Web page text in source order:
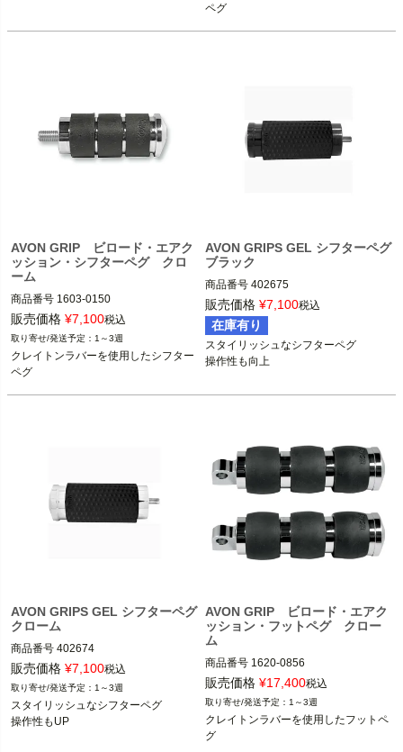
ペグ
AVON GRIP ビロード・エアク
ッション・シフターペグ クロ
ーム
商品番号 1603-0150
2HD： 40-4314C
AVON（エイボン）
販売価格 ¥7,100税込
1～3週
クレイトンラバーを使用したシフター
ペグ
AVON GRIPS GEL シフターペグ
ブラック
商品番号 402675
M型番：SP-GEL-70-ANO
ハーレーダビッドソン全車種
AVON GRIPS(エイボン グリップ)
販売価格 ¥7,100税込
在庫有り
スタイリッシュなシフターペグ
操作性も向上
AVON GRIPS GEL シフターペグ
クローム
商品番号 402674
M型番：SP-GEL-70-CH
AVON GRIPS(エイボン グリップ)
販売価格 ¥7,100税込
1～3週
スタイリッシュなシフターペグ
操作性もUP
AVON GRIP ビロード・エアク
ッション・フットペグ クロー
ム
商品番号 1620-0856
1986～2024 ツーリング
1986～2017 ソフテイル
1986～2017 ダイナ
販売価格 ¥17,400税込
1～3週
クレイトンラバーを使用したフットペ
グ